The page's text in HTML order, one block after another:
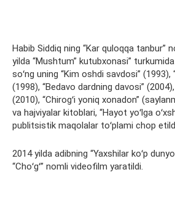
Habib Siddiq ning “Kar quloqqa tanbur”
yilda “Mushtum” kutubxonasi”
soʻng uning “Kim oshdi savdosi” (1993),
(1998), “Bedavo dardning davosi”
(2010), “Chirogʻi yoniq xonadon”
va hajviyalar kitoblari, “Hayot yoʻlga
publitsistik maqolalar toʻplami chop
2014 yilda adibning “Yaxshilar koʻp
“Choʻgʻ” nomli videofilm yaratildi.